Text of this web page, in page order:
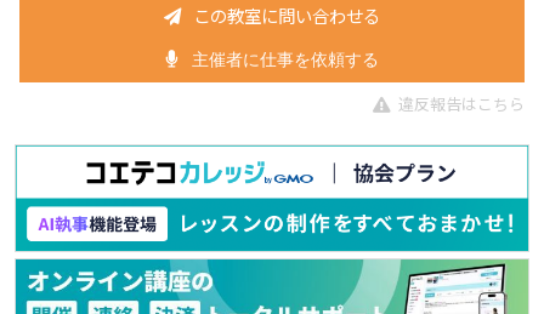
この教室に問い合わせる
主催者に仕事を依頼する
違反報告はこちら